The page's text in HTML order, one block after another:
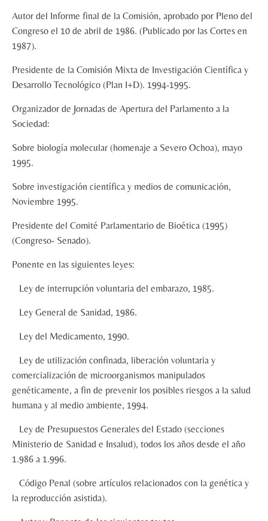
Autor del Informe final de la Comisión, aprobado por Pleno del
Congreso el 10 de abril de 1986. (Publicado por las Cortes en
1987).
Presidente de la Comisión Mixta de Investigación Científica y
Desarrollo Tecnológico (Plan I+D). 1994-1995.
Organizador de Jornadas de Apertura del Parlamento a la
Sociedad:
Sobre biología molecular (homenaje a Severo Ochoa), mayo
1995.
Sobre investigación científica y medios de comunicación,
Noviembre 1995.
Presidente del Comité Parlamentario de Bioética (1995)
(Congreso- Senado).
Ponente en las siguientes leyes:
Ley de interrupción voluntaria del embarazo, 1985.
Ley General de Sanidad, 1986.
Ley del Medicamento, 1990.
Ley de utilización confinada, liberación voluntaria y
comercialización de microorganismos manipulados
genéticamente, a fin de prevenir los posibles riesgos a la salud
humana y al medio ambiente, 1994.
Ley de Presupuestos Generales del Estado (secciones
Ministerio de Sanidad e Insalud), todos los años desde el año
1.986 a 1.996.
Código Penal (sobre artículos relacionados con la genética y
la reproducción asistida).